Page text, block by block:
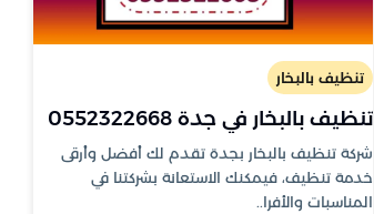
تنظيف بالبخار
تنظيف بالبخار في جدة 0552322668
شركة تنظيف بالبخار بجدة تقدم لك أفضل وأرقى
خدمة تنظيف، فيمكنك الاستعانة بشركتنا في
المناسبات والأفرا..